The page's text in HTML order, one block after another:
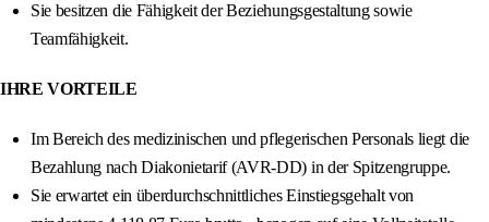
Sie besitzen die Fähigkeit der Beziehungsgestaltung sowie
Teamfähigkeit.
IHRE VORTEILE
Im Bereich des medizinischen und pflegerischen Personals liegt die
Bezahlung nach Diakonietarif (AVR-DD) in der Spitzengruppe.
Sie erwartet ein überdurchschnittliches Einstiegsgehalt von